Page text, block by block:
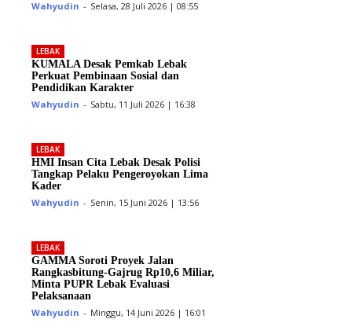
Wahyudin - Selasa, 28 Juli 2026 | 08:55
LEBAK
KUMALA Desak Pemkab Lebak
Perkuat Pembinaan Sosial dan
Pendidikan Karakter
Wahyudin - Sabtu, 11 Juli 2026 | 16:38
LEBAK
HMI Insan Cita Lebak Desak Polisi
Tangkap Pelaku Pengeroyokan Lima
Kader
Wahyudin - Senin, 15 Juni 2026 | 13:56
LEBAK
GAMMA Soroti Proyek Jalan
Rangkasbitung-Gajrug Rp10,6 Miliar,
Minta PUPR Lebak Evaluasi
Pelaksanaan
Wahyudin - Minggu, 14 Juni 2026 | 16:01